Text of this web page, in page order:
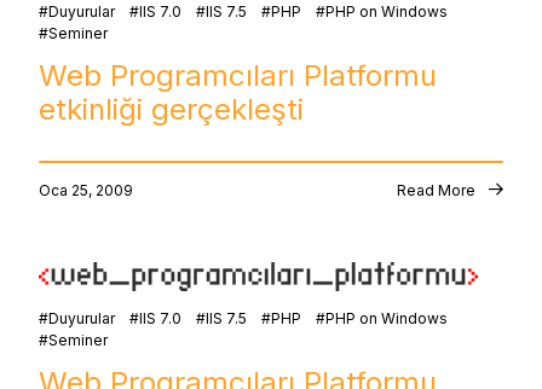
Duyurular IIS 7.0 IIS 7.5 PHP
PHP on Windows
Seminer
Web Programcıları Platformu
etkinliği gerçekleşti
Oca 25, 2009 Read More
Duyurular IIS 7.0 IIS 7.5 PHP
PHP on Windows
Seminer